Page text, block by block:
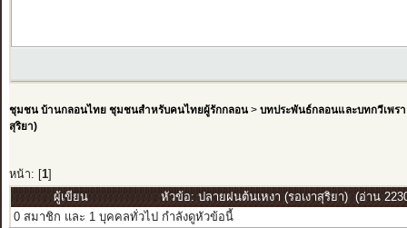
ชุมชน บ้านกลอนไทย ชุมชนสำหรับคนไทยผู้รักกลอน> บทประพันธ์กลอนและบทกวีเพรา
สุริยา)
หน้า: [ 1]
ผู้เขียน
หัวข้อ: ปลายฝนต้นเหงา (รอเงาสุริยา) (อ่าน
0 สมาชิก และ 1 บุคคลทั่วไป กำลังดูหัวข้อนี้